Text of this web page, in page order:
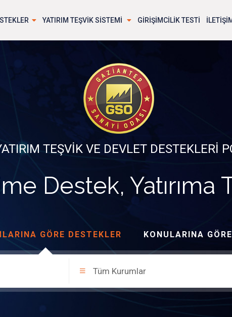
YATIRIM TEŞVİK SİSTEMİ GİRİŞİMCİLİK TESTİ
TEŞVİK VE DEVLET DESTEKLERİ
Destek, Yatırıma
GÖRE DESTEKLER KONULARINA
Tüm Kurumlar